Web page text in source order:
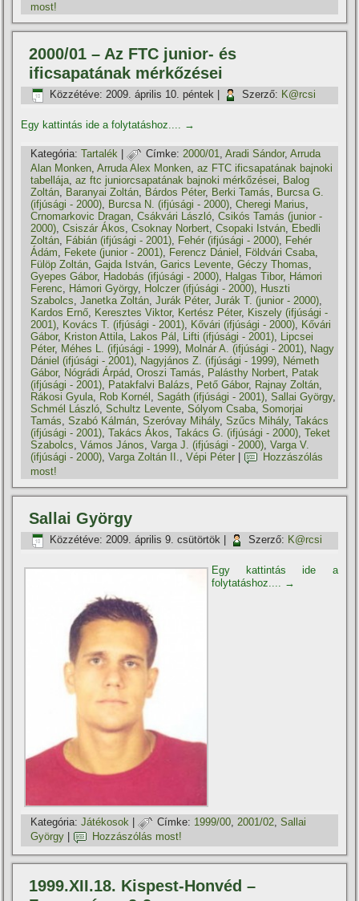
most!
2000/01 – Az FTC junior- és
ificsapatának mérkőzései
Közzétéve: 2009. április 10. péntek Szerző: K@rcsi
Egy kattintás ide a folytatáshoz.... →
Kategória: Tartalék | Címke: 2000/01,Aradi Sándor,Arruda
Alan Monken,Arruda Alex Monken,az FTC ificsapatának bajnoki
tabellája,az ftc juniorcsapatának bajnoki mérkőzései, Balog
Zoltán, Baranyai Zoltán, Bárdos Péter, Berki Tamás, Burcsa G.
(ifjúsági - 2000), Burcsa N. (ifjúsági - 2000),Cheregi Marius,
Crnomarkovic Dragan,Csákvári László,Csikós Tamás (junior -
2000),Csiszár Ákos,Csoknay Norbert,Csopaki István, Ebedli
Zoltán, Fábián (ifjúsági - 2001), Fehér (ifjúsági - 2000), Fehér
Ádám, Fekete (junior - 2001), Ferencz Dániel , Földvári Csaba,
Fülöp Zoltán,Gajda István,Garics Levente,Géczy Thomas,
Gyepes Gábor, Hadobás (ifjúsági - 2000), Halgas Tibor, Hámori
Ferenc, Hámori György, Holczer (ifjúsági - 2000), Huszti
Szabolcs,Janetka Zoltán,Jurák Péter,Jurák T. (junior - 2000),
Kardos Ernő, Keresztes Viktor, Kertész Péter, Kiszely (ifjúsági -
2001), Kovács T. (ifjúsági - 2001), Kővári (ifjúsági - 2000), Kővári
Gábor, Kriston Attila, Lakos Pál , Lifti (ifjúsági - 2001), Lipcsei
Péter, Méhes L. (ifjúsági - 1999), Molnár A. (ifjúsági - 2001), Nagy
Dániel (ifjúsági - 2001), Nagyjános Z. (ifjúsági - 1999), Németh
Gábor, Nógrádi Árpád,Oroszi Tamás, Palásthy Norbert, Patak
(ifjúsági - 2001), Patakfalvi Balázs, Pető Gábor, Rajnay Zoltán,
Rákosi Gyula, Rob Kornél ,Sagáth (ifjúsági - 2001),Sallai György,
Schmél László,Schultz Levente,Sólyom Csaba,Somorjai
Tamás,Szabó Kálmán,Szeróvay Mihály,Szűcs Mihály,Takács
(ifjúsági - 2001),Takács Ákos,Takács G. (ifjúsági - 2000),Teket
Szabolcs,Vámos János,Varga J. (ifjúsági - 2000),Varga V.
(ifjúsági - 2000),Varga Zoltán II.,Vépi Péter
Hozzászólás
most!
Sallai György
Közzétéve: 2009. április 9. csütörtök Szerző: K@rcsi
Egy kattintás ide a
folytatáshoz.... →
Kategória: Játékosok | Címke: 1999/00,2001/02,Sallai
György
Hozzászólás most!
1999.XII.18. Kispest-Honvéd –